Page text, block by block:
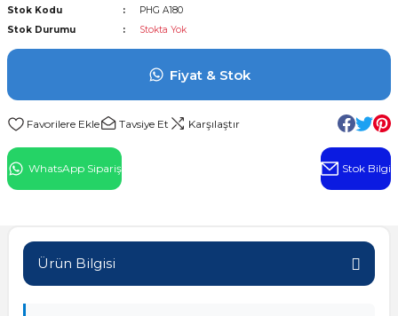
Rulman
Stok Kodu
PHG A180
Stok Durumu
Stokta Yok
Fiyat & Stok
Tavsiye Et Karşılaştır
WhatsApp Sipariş Stok Bilgi
Ürün Bilgisi